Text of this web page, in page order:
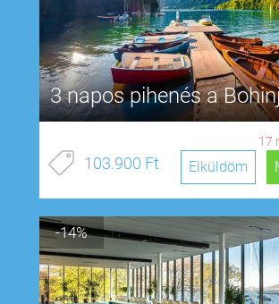
3 napos pihenés a
17
103.900 Ft Elküldöm
-14%